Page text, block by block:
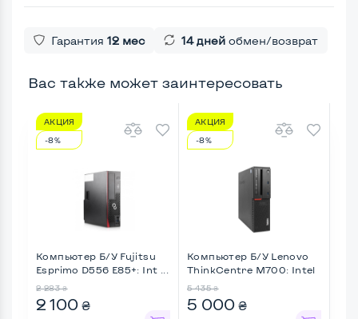
Гарантия 12 мес 14 дней обмен/возврат
Вас также может заинтересовать
АКЦИЯ
-8%
Компьютер Б/У Fujitsu
Esprimo D556 E85+: Int ...
2 283 ₴
2 100 ₴
АКЦИЯ
-8%
Компьютер Б/У Lenovo
ThinkCentre M700: Intel
5 435 ₴
5 000 ₴